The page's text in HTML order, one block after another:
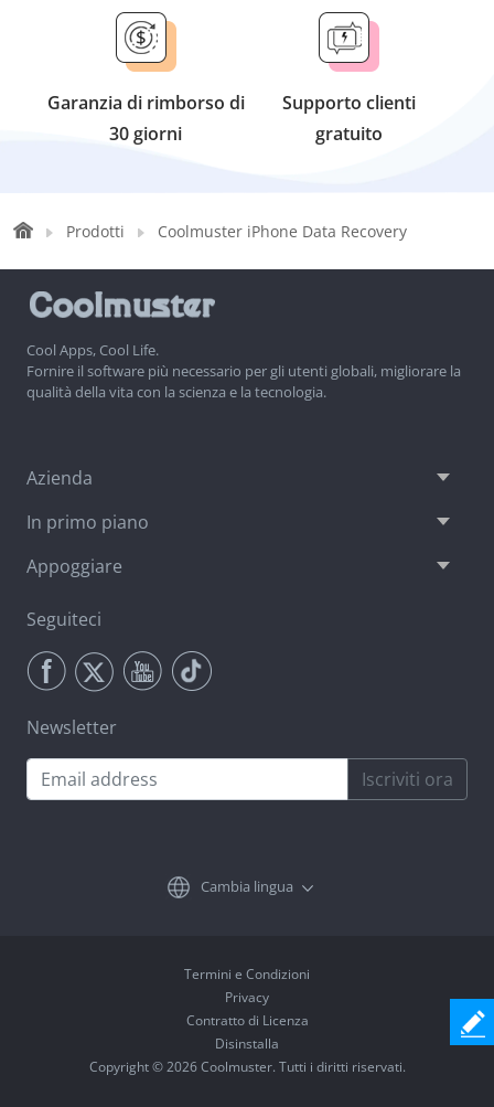
Garanzia di rimborso di
30 giorni
Supporto clienti
gratuito
Prodotti Coolmuster iPhone Data Recovery
Cool Apps, Cool Life.
Fornire il software più necessario per gli utenti globali, migliorare la
qualità della vita con la scienza e la tecnologia.
Azienda
In primo piano
Appoggiare
Seguiteci
Newsletter
Iscriviti ora
Cambia lingua
Termini e Condizioni
Privacy
Contratto di Licenza
Disinstalla
Copyright © 2026 Coolmuster. Tutti i diritti riservati.